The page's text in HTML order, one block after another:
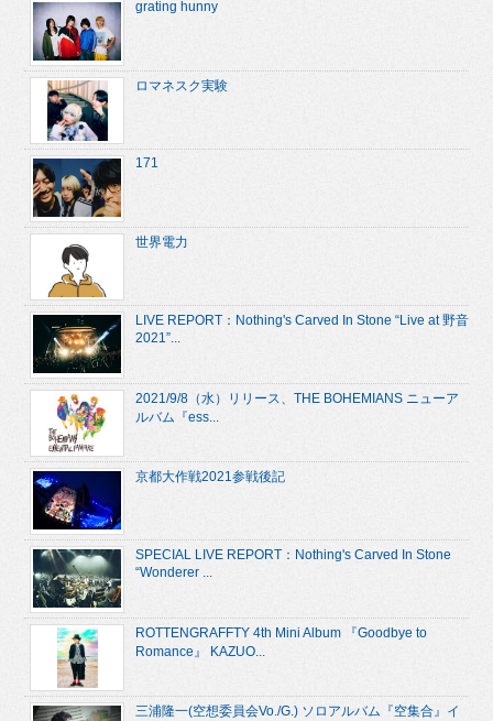
grating hunny
ロマネスク実験
171
世界電力
LIVE REPORT：Nothing's Carved In Stone “Live at 野音
2021”...
2021/9/8（水）リリース、THE BOHEMIANS ニューア
ルバム『ess...
京都大作戦2021参戦後記
SPECIAL LIVE REPORT：Nothing's Carved In Stone
“Wonderer ...
ROTTENGRAFFTY 4th Mini Album 『Goodbye to
Romance』 KAZUO...
三浦隆一(空想委員会Vo./G.) ソロアルバム『空集合』イ